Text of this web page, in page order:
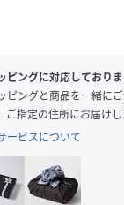
フレハンディファ
使用しないでくださ
さい。万一口に含
すいでください。
ングに対応しておりま
ピングと商品を一緒に
指定の住所にお届けし
ービスについて